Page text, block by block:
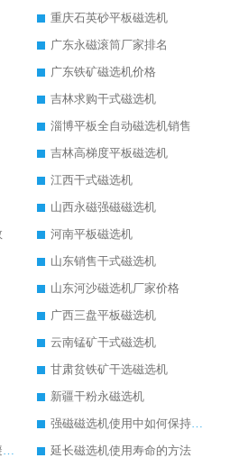
重庆石英砂平板磁选机
广东永磁滚筒厂家排名
广东铁矿磁选机价格
吉林求购干式磁选机
淄博平板全自动磁选机销售
吉林高梯度平板磁选机
江西干式磁选机
山西永磁强磁磁选机
河南平板磁选机
山东销售干式磁选机
山东河沙磁选机厂家价格
广西三盘平板磁选机
云南锰矿干式磁选机
甘肃贫铁矿干选磁选机
新疆干粉永磁选机
延长磁选机使用寿命的方法